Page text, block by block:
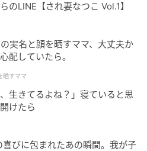
ます。（24歳／男性）
飾らない笑顔と親しみやすいキャ
ランらしい安定したアナウンス技
お茶目な一面にとても癒やされま
けそうな、包容力のある雰囲気に
（40歳／女性）
のLINE【され妻なつこ Vol.1】
実名と顔を晒すママ、大丈夫か
配していたら。
晒すママ
生きてるよね？」寝ていると思
けたら
びに包まれたあの瞬間。我が子